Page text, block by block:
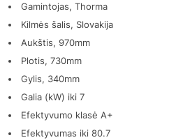
Gamintojas, Thorma
Kilmės šalis, Slovakija
Aukštis, 970mm
Plotis, 730mm
Gylis, 340mm
Galia (kW) iki 7
Efektyvumo klasė A+
Efektyvumas iki 80.7